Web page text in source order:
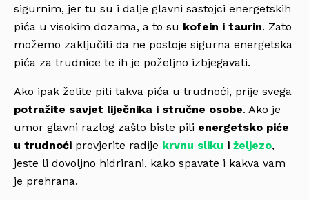
sigurnim, jer tu su i dalje glavni sastojci energetskih
pića u visokim dozama, a to su kofein i taurin. Zato
možemo zaključiti da ne postoje sigurna energetska
pića za trudnice te ih je poželjno izbjegavati.
Ako ipak želite piti takva pića u trudnoći, prije svega
potražite savjet liječnika i stručne osobe. Ako je
umor glavni razlog zašto biste pili energetsko piće
u trudnoći provjerite radije krvnu sliku i željezo,
jeste li dovoljno hidrirani, kako spavate i kakva vam
je prehrana.